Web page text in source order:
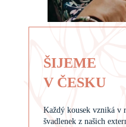
ŠIJEME
V ČESKU
Každý kousek vzniká v
švadlenek z našich